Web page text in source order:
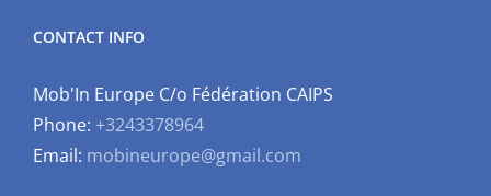
CONTACT INFO
Mob'In Europe C/o Fédération CAIPS
Phone: +3243378964
Email: mobineurope@gmail.com